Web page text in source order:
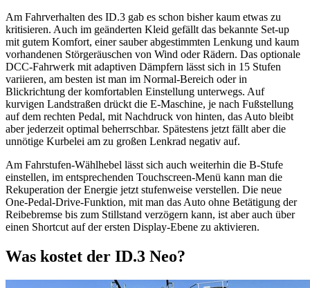
Am Fahrverhalten des ID.3 gab es schon bisher kaum etwas zu
kritisieren. Auch im geänderten Kleid gefällt das bekannte Set-up
mit gutem Komfort, einer sauber abgestimmten Lenkung und kaum
vorhandenen Störgeräuschen von Wind oder Rädern. Das optionale
DCC-Fahrwerk mit adaptiven Dämpfern lässt sich in 15 Stufen
variieren, am besten ist man im Normal-Bereich oder in
Blickrichtung der komfortablen Einstellung unterwegs. Auf
kurvigen Landstraßen drückt die E-Maschine, je nach Fußstellung
auf dem rechten Pedal, mit Nachdruck von hinten, das Auto bleibt
aber jederzeit optimal beherrschbar. Spätestens jetzt fällt aber die
unnötige Kurbelei am zu großen Lenkrad negativ auf.
Am Fahrstufen-Wählhebel lässt sich auch weiterhin die B-Stufe
einstellen, im entsprechenden Touchscreen-Menü kann man die
Rekuperation der Energie jetzt stufenweise verstellen. Die neue
One-Pedal-Drive-Funktion, mit man das Auto ohne Betätigung der
Reibebremse bis zum Stillstand verzögern kann, ist aber auch über
einen Shortcut auf der ersten Display-Ebene zu aktivieren.
Was kostet der ID.3 Neo?